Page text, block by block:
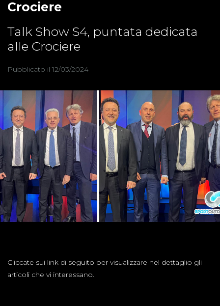
Crociere
Talk Show S4, puntata dedicata
alle Crociere
Pubblicato il 12/03/2024
Cliccate sui link di seguito per visualizzare nel dettaglio gli
articoli che vi interessano.